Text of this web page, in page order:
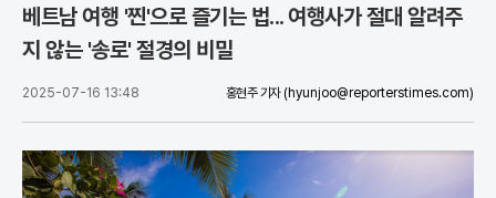
베트남 여행 '찐'으로 즐기는 법... 여행사가 절대 알려주
지 않는 '송로' 절경의 비밀
2025-07-16 13:48 홍현주 기자 (hyunjoo@reporterstimes.com)